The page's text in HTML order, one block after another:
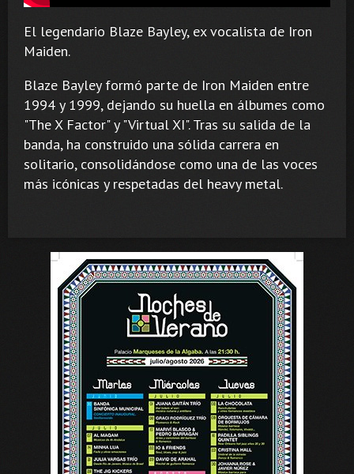
El legendario Blaze Bayley, ex vocalista de Iron
Maiden.
Blaze Bayley formó parte de Iron Maiden entre
1994 y 1999, dejando su huella en álbumes como
"The X Factor" y "Virtual XI". Tras su salida de la
banda, ha construido una sólida carrera en
solitario, consolidándose como una de las voces
más icónicas y respetadas del heavy metal.